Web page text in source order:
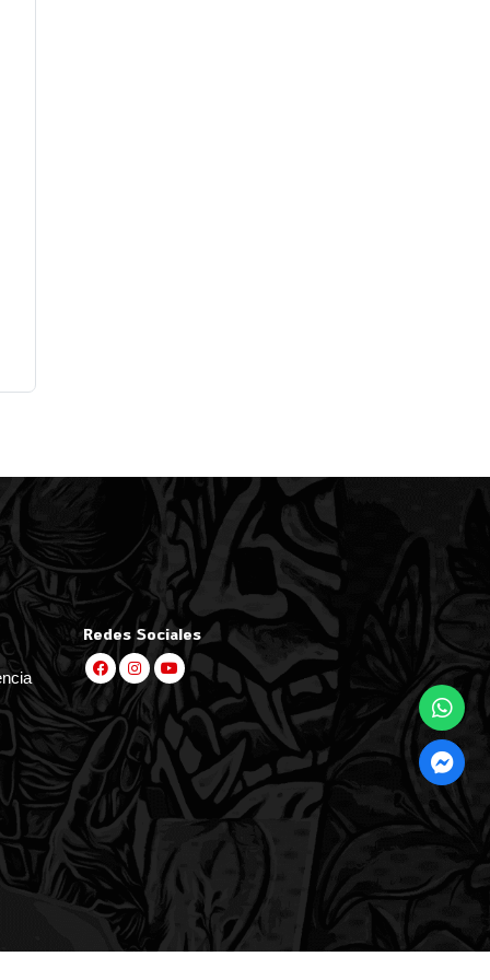
Redes Sociales